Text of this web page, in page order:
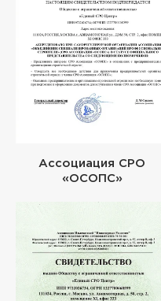
Ассоциация СРО
«ОСОПС»